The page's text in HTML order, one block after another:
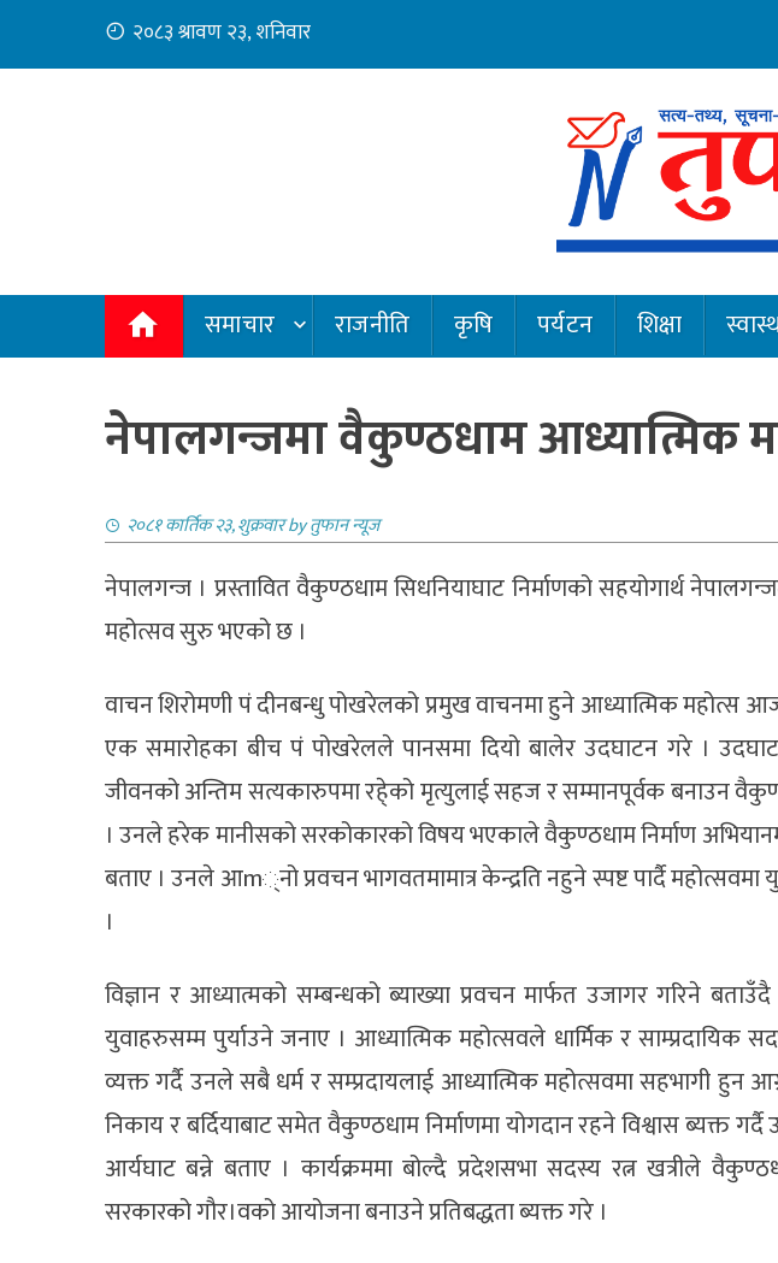
content
२०८३ श्रावण २३, शनिवार
समाचार राजनीति कृषि पर्यटन शिक्षा
नेपालगन्जमा वैकुण्ठधाम आध्यात्मिक
२०८१ कार्तिक २३, शुक्रवारbyतुफान न्यूज
नेपालगन्ज । प्रस्तावित वैकुण्ठधाम सिधनियाघाट निर्माणको सहयोगार्थ
महोत्सव सुरु भएको छ ।
वाचन शिरोमणी पं दीनबन्धु पोखरेलको प्रमुख वाचनमा हुने आध्यात्मिक महोत्स
एक समारोहका बीच पं पोखरेलले पानसमा दियो बालेर उदघाटन गरे ।
जीवनको अन्तिम सत्यकारुपमा रहे्को मृत्युलाई सहज र सम्मानपूर्वक बनाउन
। उनले हरेक मानीसको सरकोकारको विषय भएकाले वैकुण्ठधाम निर्माण
बताए । उनले आm्नो प्रवचन भागवतमामात्र केन्द्रति नहुने स्पष्ट पार्दै महोत्सवमा
।
विज्ञान र आध्यात्मको सम्बन्धको ब्याख्या प्रवचन मार्फत उजागर गरिने
युवाहरुसम्म पुर्याउने जनाए । आध्यात्मिक महोत्सवले धार्मिक र साम्प्रदायिक
व्यक्त गर्दै उनले सबै धर्म र सम्प्रदायलाई आध्यात्मिक महोत्सवमा सहभागी हुन
निकाय र बर्दियाबाट समेत वैकुण्ठधाम निर्माणमा योगदान रहने विश्वास ब्यक्त
आर्यघाट बन्ने बताए । कार्यक्रममा बोल्दै प्रदेशसभा सदस्य रत्न खत्रीले
सरकारको गौर।वको आयोजना बनाउने प्रतिबद्धता ब्यक्त गरे ।